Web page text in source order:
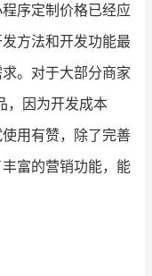
序定制价格已经应
方法和开发功能最
。对于大部分商家
，因为开发成本
用有赞，除了完善
富的营销功能，能